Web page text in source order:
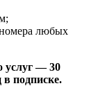
любых
услуг — 30
подписке.